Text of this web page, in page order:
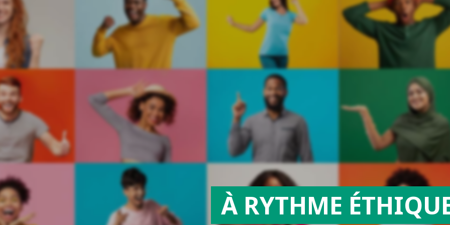
À RYTHME